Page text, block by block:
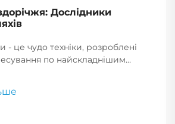
Дослідники
це чудо техніки, розроблені
по найскладнішим